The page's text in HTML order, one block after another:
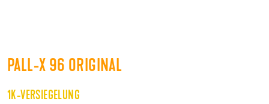
PALL-X 96 ORIGINAL
1K-VERSIEGELUNG